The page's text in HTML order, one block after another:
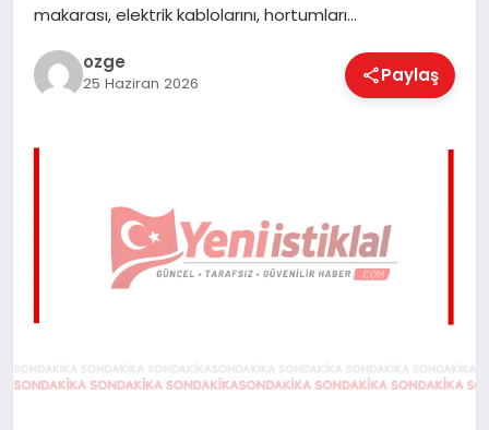
TEKNOLOJI
makarası, elektrik kablolarını, hortumları…
ozge
25 Haziran 2026 Paylaş